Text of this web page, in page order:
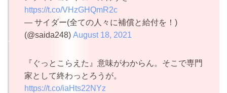
https://t.co/VHzGHQmR2c
— サイダー(全ての人々に補償と給付を！)
(@saida248) August 18, 2021
『ぐっとこらえた』意味がわからん。そこで専門
家として終わっとろうが。
https://t.co/iaHts22NYz